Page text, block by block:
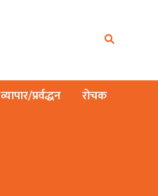
व्यापार/प्रर्वद्धन रोचक